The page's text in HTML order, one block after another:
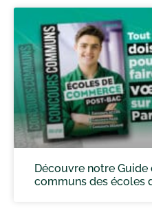
Découvre notre
communs des écoles